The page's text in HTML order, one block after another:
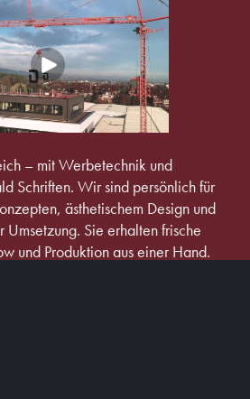
– mit Werbetechnik und
Schriften. Wir sind persönlich für
ästhetischem Design und
Sie erhalten frische
und Produktion aus einer Hand.